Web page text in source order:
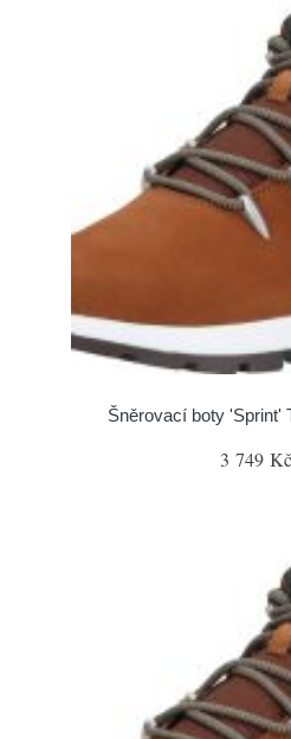
Šněrovací boty 'Sprint'
3 749 Kč